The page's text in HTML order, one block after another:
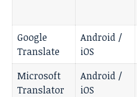
Google
Translate
Android /
iOS
Microsoft
Translator
Android /
iOS